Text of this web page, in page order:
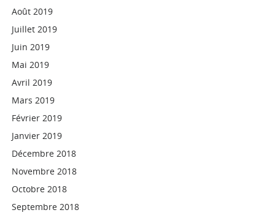
Août 2019
Juillet 2019
Juin 2019
Mai 2019
Avril 2019
Mars 2019
Février 2019
Janvier 2019
Décembre 2018
Novembre 2018
Octobre 2018
Septembre 2018